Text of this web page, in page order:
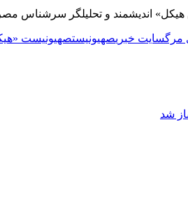
اندیشمند و تحلیلگر سرشناس مصری
مرگسایت خبریصهیونیستصهیونیست
شد